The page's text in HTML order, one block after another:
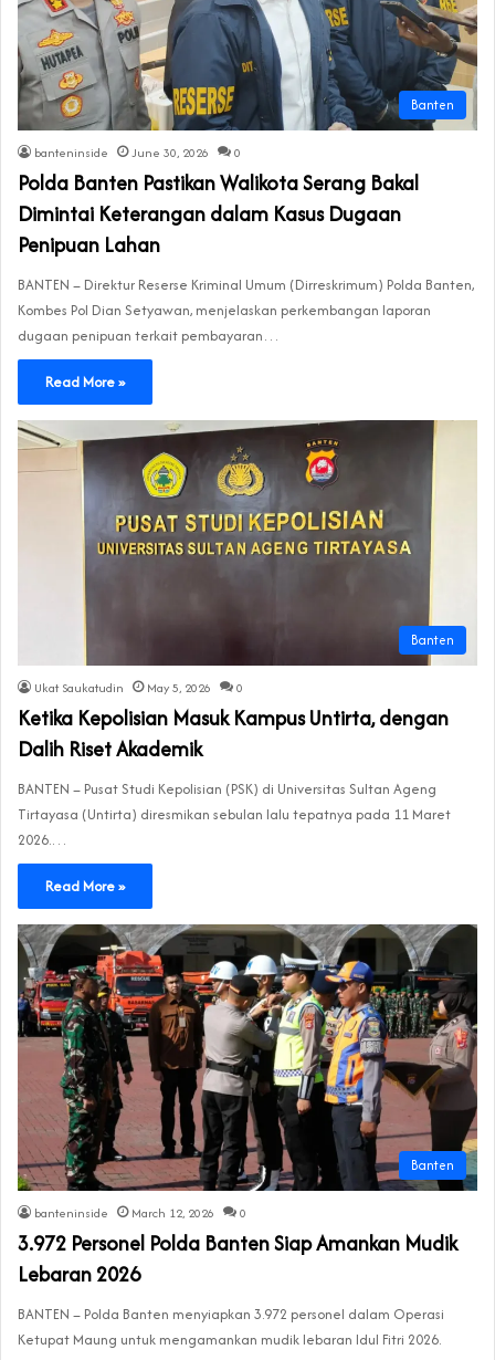
Banten
banteninside June 30, 2026 0
Polda Banten Pastikan Walikota Serang Bakal
Dimintai Keterangan dalam Kasus Dugaan
Penipuan Lahan
BANTEN – Direktur Reserse Kriminal Umum (Dirreskrimum) Polda Banten,
Kombes Pol Dian Setyawan, menjelaskan perkembangan laporan
dugaan penipuan terkait pembayaran…
Read More »
Banten
Ukat Saukatudin May 5, 2026 0
Ketika Kepolisian Masuk Kampus Untirta, dengan
Dalih Riset Akademik
BANTEN – Pusat Studi Kepolisian (PSK) di Universitas Sultan Ageng
Tirtayasa (Untirta) diresmikan sebulan lalu tepatnya pada 11 Maret
2026.…
Read More »
Banten
banteninside March 12, 2026 0
3.972 Personel Polda Banten Siap Amankan Mudik
Lebaran 2026
BANTEN – Polda Banten menyiapkan 3.972 personel dalam Operasi
Ketupat Maung untuk mengamankan mudik lebaran Idul Fitri 2026.